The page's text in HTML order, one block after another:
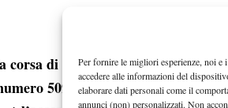
Per fornire le migliori esperienze, noi e
accedere alle informazioni del
elaborare dati personali come il
annunci (non) personalizzati. Non
corsa di Tyra Grant nell’ITF W75
509 del mondo Julia Adams